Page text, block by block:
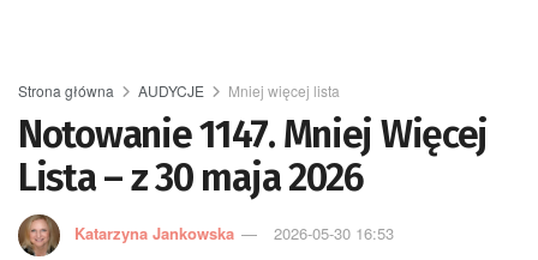
Strona główna AUDYCJE Mniej więcej lista
Notowanie 1147. Mniej Więcej
Lista – z 30 maja 2026
Katarzyna Jankowska 2026-05-30 16:53